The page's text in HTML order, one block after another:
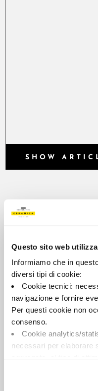
Questo sito web
Informiamo che in
diversi tipi di cookie:
Cookie tecnici:
navigazione e fornire
Per questi cookie non
consenso.
Cookie analytics/
necessari per elaborare
Cookie di
SHOW
WHY